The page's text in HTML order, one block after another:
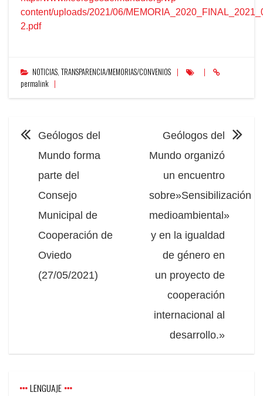
content/uploads/2021/06/
2.pdf
NOTICIAS, TRANSPARENCIA/MEMORIAS/CONVENIOS
permalink
NAVEGACIÓN
Geólogos del
Mundo forma
parte del
Consejo
Municipal de
Cooperación de
Oviedo
(27/05/2021)
Geólogos del
Mundo organizó
un encuentro
sobre»Sensibilización
medioambiental»
y en la igualdad
de género en
un proyecto de
cooperación
internacional al
desarrollo.»
LENGUAJE